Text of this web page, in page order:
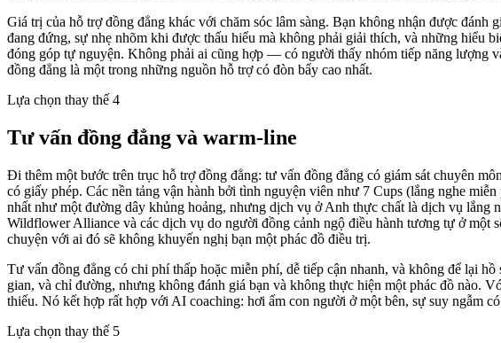
Giá trị của hỗ trợ đồng đẳng khác với chăm sóc lâm sàng. Bạn không nhận được
đang đứng, sự nhẹ nhõm khi được thấu hiểu mà không phải giải thích, và những hiểu
đóng góp tự nguyện. Không phải ai cũng hợp — có người thấy nhóm tiếp năng
đồng đẳng là một trong những nguồn hỗ trợ có đòn bẩy cao nhất.
Lựa chọn thay thế 4
Tư vấn đồng đẳng và warm-line
Đi thêm một bước trên trục hỗ trợ đồng đẳng: tư vấn đồng đẳng có giám sát chuyên
có giấy phép. Các nền tảng vận hành bởi tình nguyện viên như 7 Cups (lắng nghe
nhất như một đường dây khủng hoảng, nhưng dịch vụ ở Anh thực chất là dịch vụ
Wildflower Alliance và các dịch vụ do người đồng cảnh ngộ điều hành tương tự ở
chuyện với ai đó sẽ không khuyến nghị bạn một phác đồ điều trị.
Tư vấn đồng đẳng có chi phí thấp hoặc miễn phí, dễ tiếp cận nhanh, và không để lại
gian, và chỉ đường, nhưng không đánh giá bạn và không thực hiện một phác đồ nào.
thiếu. Nó kết hợp rất hợp với AI coaching: hơi ấm con người ở một bên, sự suy ngẫm
Lựa chọn thay thế 5